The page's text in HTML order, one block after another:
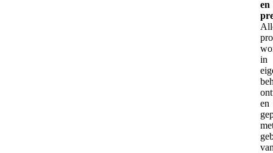
en
in
en